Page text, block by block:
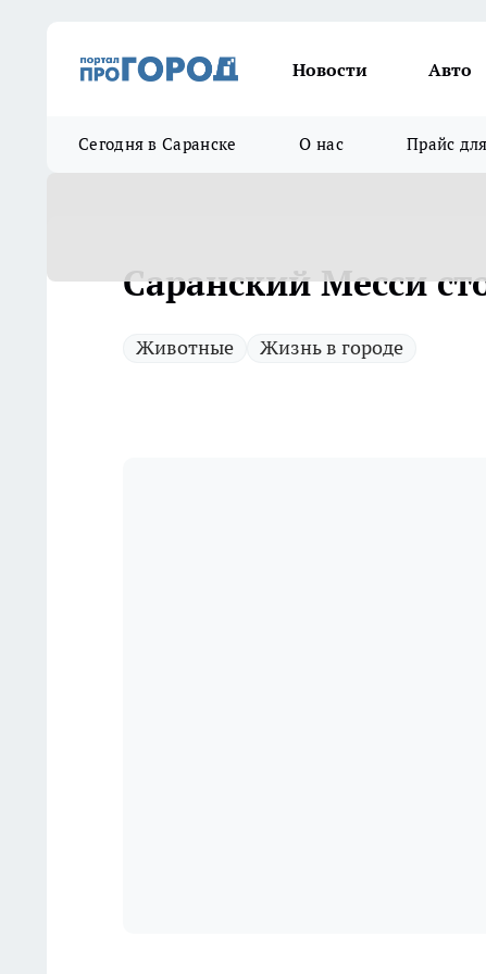
Новости Авто
Сегодня в Саранске О нас Прайс
Саранский Месси
Животные Жизнь в городе